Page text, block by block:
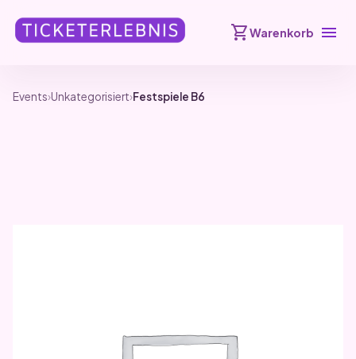
shopping_cartWarenkorb menu
Events›Unkategorisiert›Festspiele B6